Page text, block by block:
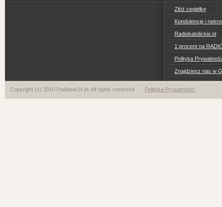
Złóż cegiełkę
Kondolencje i
Radiokatolickie.pl
1 procent na
Polityka
Znajdziesz nas w
Copyright (c) 2010 Podlasie24.pl. All rights reserved Polityka Prywatności